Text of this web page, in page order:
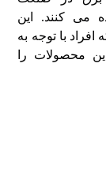
می کنند. این
با توجه به
محصولات را